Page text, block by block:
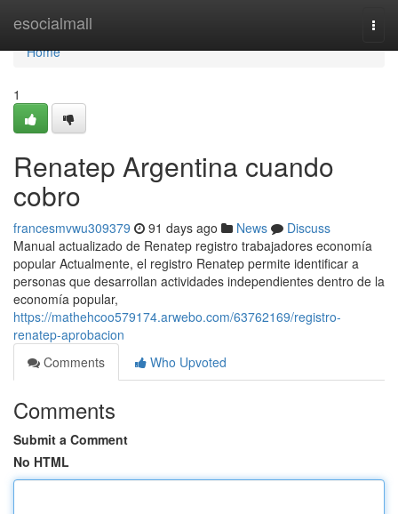
esocialmall
Home
Home
1
Renatep Argentina cuando
cobro
francesmvwu309379 91 days ago News
Discuss
Manual actualizado de Renatep registro trabajadores economía
popular Actualmente, el registro Renatep permite identificar a
personas que desarrollan actividades independientes dentro de la
economía popular,
https://mathehcoo579174.arwebo.com/63762169/registro-
renatep-aprobacion
Comments
Who Upvoted
Comments
Submit a Comment
No HTML